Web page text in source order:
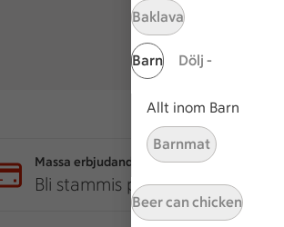
Baklava
Barn Dölj -
Allt inom Barn
Barnmat
Beer can chicken
Massa erbjudanden
Bli stammis på ICA